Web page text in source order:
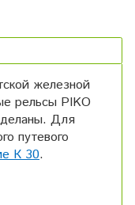
железной
рельсы PIKO
Для
путевого
К 30.